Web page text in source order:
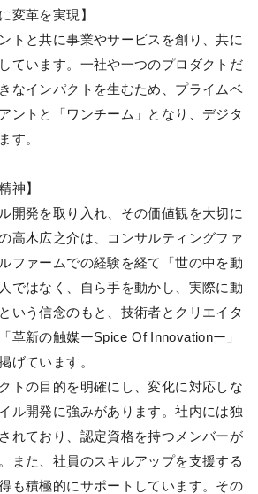
変革を実現】
トと共に事業やサービスを創り、共に
ています。一社や一つのプロダクトだ
なインパクトを生むため、プライムベ
ントと「ワンチーム」となり、デジタ
す。
神】
開発を取り入れ、その価値観を大切に
高木広之介は、コンサルティングファ
ファームでの経験を経て「世の中を動
ではなく、自ら手を動かし、実際に動
いう信念のもと、技術者とクリエイタ
革新の触媒ーSpice Of Innovationー」
げています。
トの目的を明確にし、変化に対応しな
ル開発に強みがあります。社内には独
れており、認定資格を持つメンバーが
また、社員のスキルアップを支援する
も積極的にサポートしています。その